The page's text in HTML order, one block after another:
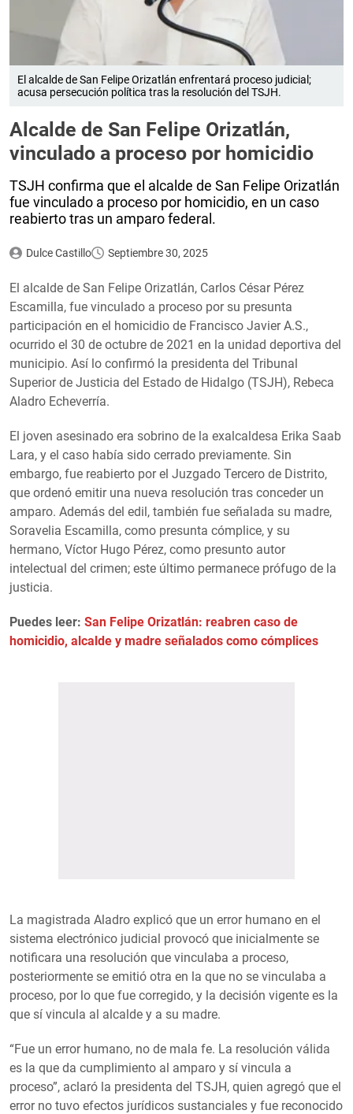
El alcalde de San Felipe Orizatlán enfrentará proceso judicial;
acusa persecución política tras la resolución del TSJH.
Alcalde de San Felipe Orizatlán,
vinculado a proceso por homicidio
TSJH confirma que el alcalde de San Felipe Orizatlán
fue vinculado a proceso por homicidio, en un caso
reabierto tras un amparo federal.
Dulce Castillo Septiembre 30, 2025
El alcalde de San Felipe Orizatlán, Carlos César Pérez
Escamilla, fue vinculado a proceso por su presunta
participación en el homicidio de Francisco Javier A.S.,
ocurrido el 30 de octubre de 2021 en la unidad deportiva del
municipio. Así lo confirmó la presidenta del Tribunal
Superior de Justicia del Estado de Hidalgo (TSJH), Rebeca
Aladro Echeverría.
El joven asesinado era sobrino de la exalcaldesa Erika Saab
Lara, y el caso había sido cerrado previamente. Sin
embargo, fue reabierto por el Juzgado Tercero de Distrito,
que ordenó emitir una nueva resolución tras conceder un
amparo. Además del edil, también fue señalada su madre,
Soravelia Escamilla, como presunta cómplice, y su
hermano, Víctor Hugo Pérez, como presunto autor
intelectual del crimen; este último permanece prófugo de la
justicia.
Puedes leer: San Felipe Orizatlán: reabren caso de
homicidio, alcalde y madre señalados como cómplices
La magistrada Aladro explicó que un error humano en el
sistema electrónico judicial provocó que inicialmente se
notificara una resolución que vinculaba a proceso,
posteriormente se emitió otra en la que no se vinculaba a
proceso, por lo que fue corregido, y la decisión vigente es la
que sí vincula al alcalde y a su madre.
“Fue un error humano, no de mala fe. La resolución válida
es la que da cumplimiento al amparo y sí vincula a
proceso”, aclaró la presidenta del TSJH, quien agregó que el
error no tuvo efectos jurídicos sustanciales y fue reconocido